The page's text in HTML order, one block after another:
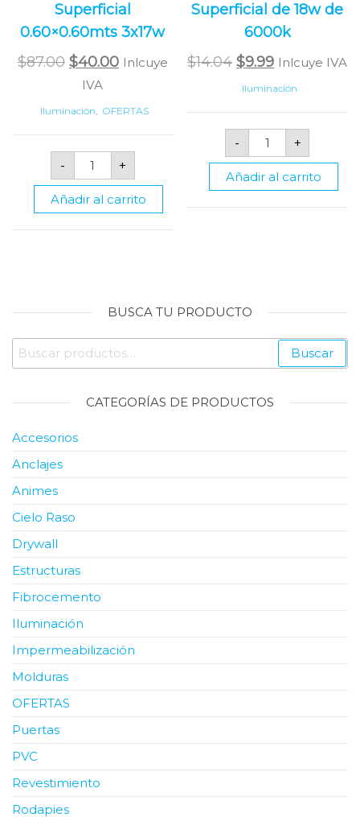
Superficial
0.60×0.60mts 3x17w
$87.00 Original
price
was:
$40.00Current
is:
Inlcuye
IVA
Iluminación, OFERTAS
-
Lampara
Especular
Superficial
0.60x0.60mts
3x17w
cantidad
+
Añadir al carrito
Superficial de 18w de
6000k
$14.04 Original
price
$14.04.
$9.99Current
price
$9.99.
Inlcuye IVA
Iluminación
-
Panel
LED
Redondo
Superficial
de
18w
+
Añadir al carrito
BUSCA TU PRODUCTO
Buscar
por:
Buscar
CATEGORÍAS DE PRODUCTOS
Accesorios
Anclajes
Animes
Cielo Raso
Drywall
Estructuras
Fibrocemento
Iluminación
Impermeabilización
Molduras
OFERTAS
Puertas
PVC
Revestimiento
Rodapies